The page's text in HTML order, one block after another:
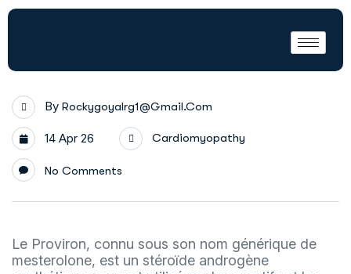
By Rockygoyalrg1@gmail.com
14 Apr 26 Cardiomyopathy
No Comments
Le Proviron, connu sous son nom générique de
mesterolone, est un stéroïde androgène